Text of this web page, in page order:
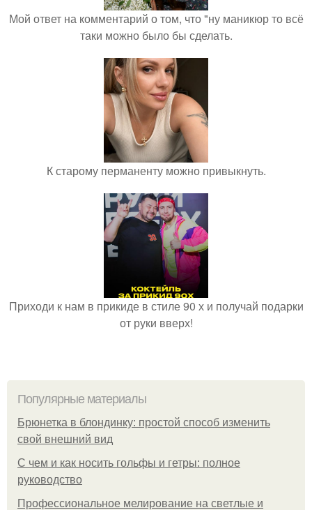
Мой ответ на комментарий о том, что "ну маникюр то всё
таки можно было бы сделать.
К старому перманенту можно привыкнуть.
Приходи к нам в прикиде в стиле 90 х и получай подарки
от руки вверх!
Популярные материалы
Брюнетка в блондинку: простой способ изменить
свой внешний вид
С чем и как носить гольфы и гетры: полное
руководство
Профессиональное мелирование на светлые и